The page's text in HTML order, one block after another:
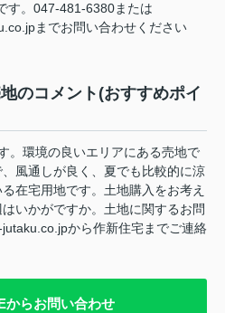
す。047-481-6380または
までお問い合わせください
のコメント(おすすめポイ
。環境の良いエリアにある売地で
風通しが良く、夏でも比較的に涼
在宅用地です。土地購入をお考え
いかがですか。土地に関するお問
から作新住宅までご連絡
からお問い合わせ